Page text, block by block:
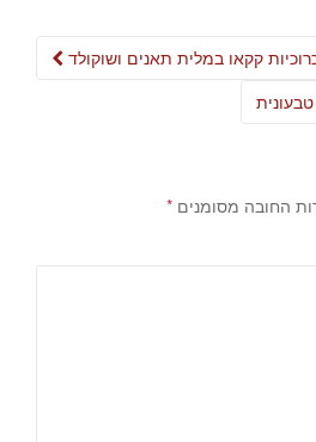
Post
קקאו במלית תאנים ושוקולד
החובה מסומנים *